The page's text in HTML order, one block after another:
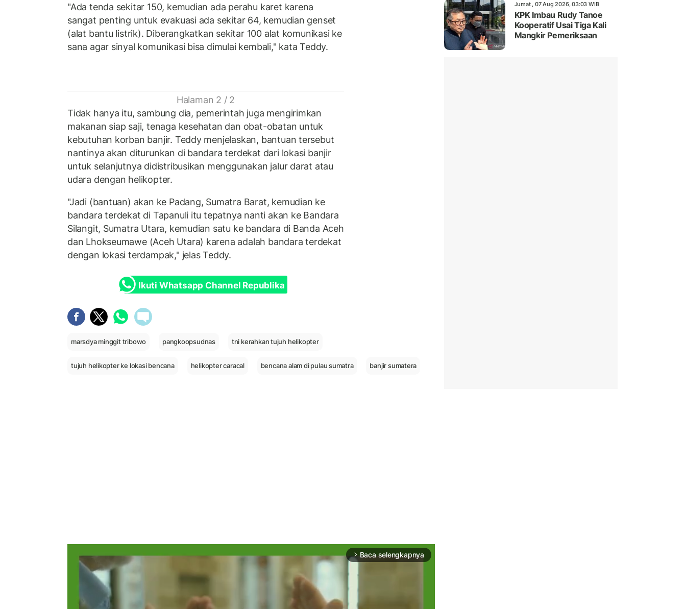
"Ada tenda sekitar 150, kemudian ada perahu karet karena
sangat penting untuk evakuasi ada sekitar 64, kemudian genset
(alat bantu listrik). Diberangkatkan sekitar 100 alat komunikasi ke
sana agar sinyal komunikasi bisa dimulai kembali," kata Teddy.
Halaman 2 / 2
Tidak hanya itu, sambung dia, pemerintah juga mengirimkan
makanan siap saji, tenaga kesehatan dan obat-obatan untuk
kebutuhan korban banjir. Teddy menjelaskan, bantuan tersebut
nantinya akan diturunkan di bandara terdekat dari lokasi banjir
untuk selanjutnya didistribusikan menggunakan jalur darat atau
udara dengan helikopter.
"Jadi (bantuan) akan ke Padang, Sumatra Barat, kemudian ke
bandara terdekat di Tapanuli itu tepatnya nanti akan ke Bandara
Silangit, Sumatra Utara, kemudian satu ke bandara di Banda Aceh
dan Lhokseumawe (Aceh Utara) karena adalah bandara terdekat
dengan lokasi terdampak," jelas Teddy.
Ikuti Whatsapp Channel Republika
marsdya minggit tribowo pangkoopsudnas tni kerahkan tujuh helikopter
tujuh helikopter ke lokasi bencana helikopter caracal bencana alam di pulau sumatra banjir sumatera
arrow_forward_ios Baca selengkapnya
Jumat , 07 Aug 2026, 03:03 WIB
KPK Imbau Rudy Tanoe
Kooperatif Usai Tiga Kali
Mangkir Pemeriksaan